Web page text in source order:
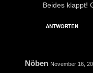
Beides klappt!
ANTWORTEN
Nöben November 16,